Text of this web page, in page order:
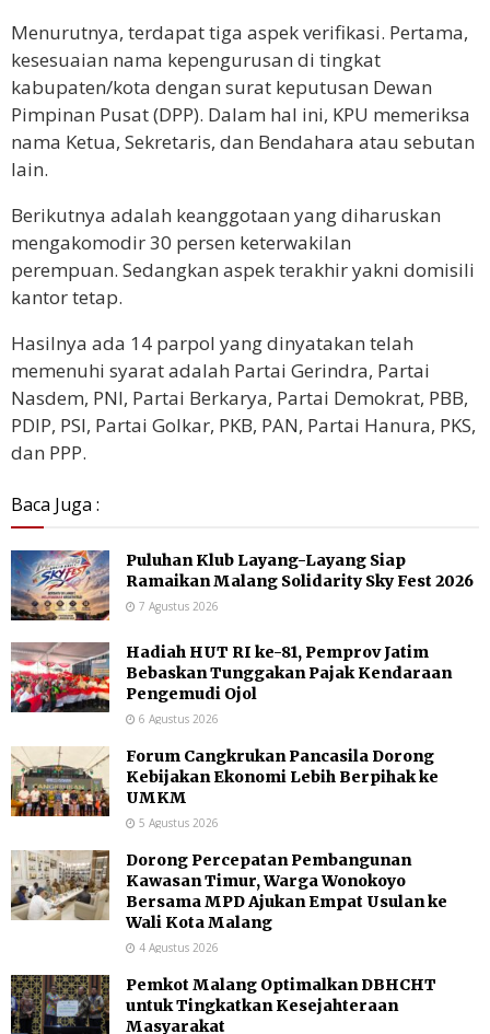
Menurutnya, terdapat tiga aspek verifikasi. Pertama,
kesesuaian nama kepengurusan di tingkat
kabupaten/kota dengan surat keputusan Dewan
Pimpinan Pusat (DPP). Dalam hal ini, KPU memeriksa
nama Ketua, Sekretaris, dan Bendahara atau sebutan
lain.
Berikutnya adalah keanggotaan yang diharuskan
mengakomodir 30 persen keterwakilan
perempuan. Sedangkan aspek terakhir yakni domisili
kantor tetap.
Hasilnya ada 14 parpol yang dinyatakan telah
memenuhi syarat adalah Partai Gerindra, Partai
Nasdem, PNI, Partai Berkarya, Partai Demokrat, PBB,
PDIP, PSI, Partai Golkar, PKB, PAN, Partai Hanura, PKS,
dan PPP.
Baca Juga :
Puluhan Klub Layang-Layang Siap
Ramaikan Malang Solidarity Sky Fest 2026
7 Agustus 2026
Hadiah HUT RI ke-81, Pemprov Jatim
Bebaskan Tunggakan Pajak Kendaraan
Pengemudi Ojol
6 Agustus 2026
Forum Cangkrukan Pancasila Dorong
Kebijakan Ekonomi Lebih Berpihak ke
UMKM
5 Agustus 2026
Dorong Percepatan Pembangunan
Kawasan Timur, Warga Wonokoyo
Bersama MPD Ajukan Empat Usulan ke
Wali Kota Malang
4 Agustus 2026
Pemkot Malang Optimalkan DBHCHT
untuk Tingkatkan Kesejahteraan
Masyarakat